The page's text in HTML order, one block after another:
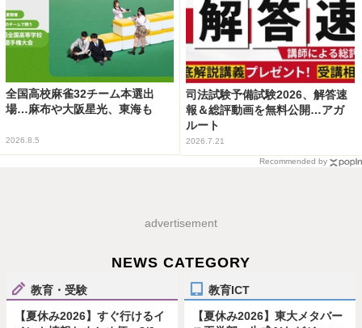
全国高校麻雀32チーム本選出
場…麻布や大阪星光、東海も
2026.8.5
司法試験予備試験2026、解答速
報＆総評動画を無料公開…アガ
ルート
2026.7.21
Recommended by
advertisement
NEWS CATEGORY
教育・受験
【夏休み2026】すぐ行けるイ
教育ICT
【夏休み2026】東大メタバー